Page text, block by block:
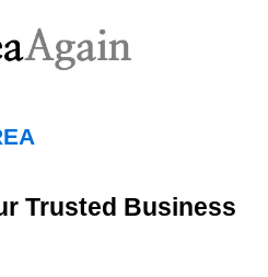
Trusted Business